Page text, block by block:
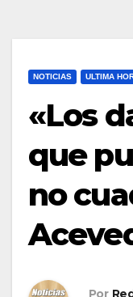
NOTICIAS ULTIMA
«Los
que
no
Por